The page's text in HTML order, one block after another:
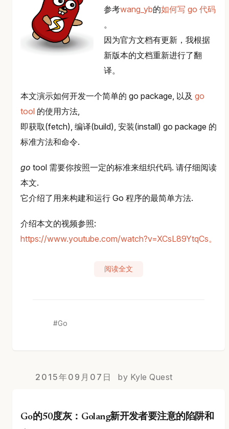
参考wang_yb的如何写 go 代码
。
因为官方文档有更新，我根据
新版本的文档重新进行了翻
译。
本文演示如何开发一个简单的 go package, 以及 go
tool 的使用方法,
即获取(fetch), 编译(build), 安装(install) go package 的
标准方法和命令.
go tool 需要你按照一定的标准来组织代码. 请仔细阅读
本文.
它介绍了用来构建和运行 Go 程序的最简单方法.
介绍本文的视频参照:
https://www.youtube.com/watch?v=XCsL89YtqCs。
阅读全文
Go
2015年09月07日 by Kyle Quest
Go的50度灰：Golang新开发者要注意的陷阱和